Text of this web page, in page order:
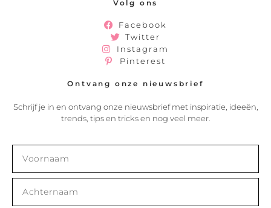
Volg ons
Facebook
Twitter
Instagram
Pinterest
Ontvang onze nieuwsbrief
Schrijf je in en ontvang onze nieuwsbrief met inspiratie, ideeën,
trends, tips en tricks en nog veel meer.